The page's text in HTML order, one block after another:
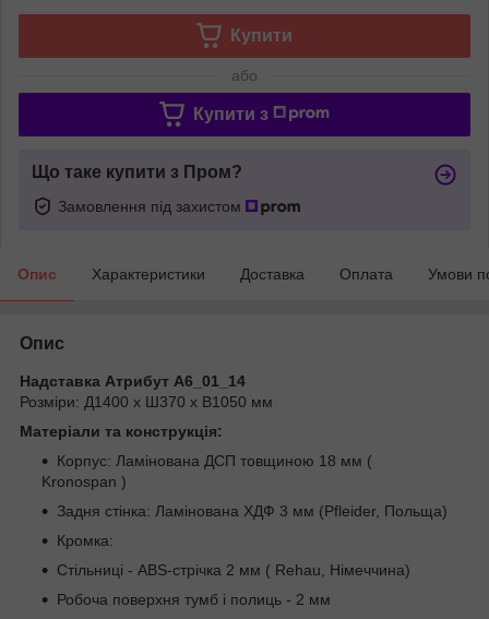
Купити
або
Купити з
Що таке купити з Пром?
Замовлення під захистом
Опис Характеристики Доставка Оплата Умови
Опис
Надставка Атрибут A6_01_14
Розміри: Д1400 x Ш370 x В1050 мм
Матеріали та конструкція:
Корпус: Ламінована ДСП товщиною 18 мм (
Kronospan )
Задня стінка: Ламінована ХДФ 3 мм (Pfleider, Польща)
Кромка:
Стільниці - ABS-стрічка 2 мм ( Rehau, Німеччина)
Робоча поверхня тумб і полиць - 2 мм